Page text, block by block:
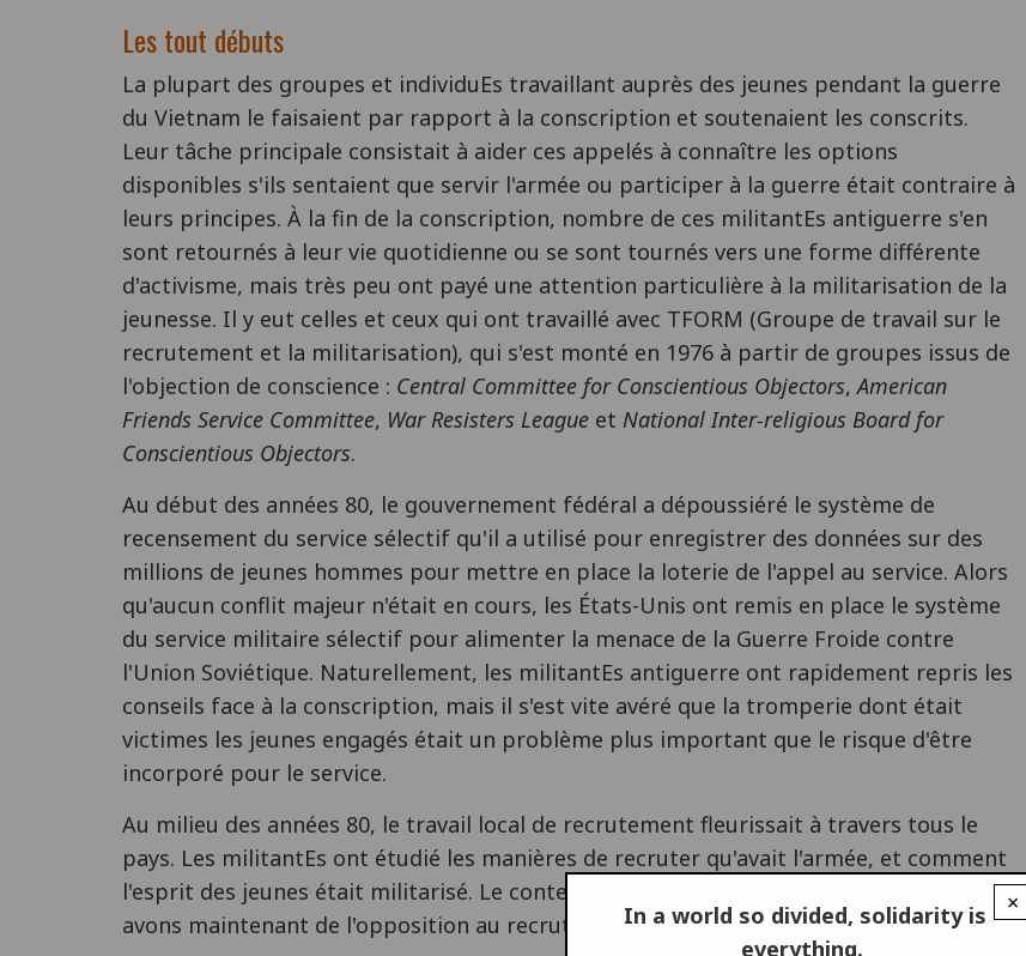
Les tout débuts
La plupart des groupes et individuEs travaillant auprès des jeunes pendant la guerre
du Vietnam le faisaient par rapport à la conscription et soutenaient les conscrits.
Leur tâche principale consistait à aider ces appelés à connaître les options
disponibles s'ils sentaient que servir l'armée ou participer à la guerre était contraire à
leurs principes. À la fin de la conscription, nombre de ces militantEs antiguerre s'en
sont retournés à leur vie quotidienne ou se sont tournés vers une forme différente
d'activisme, mais très peu ont payé une attention particulière à la militarisation de la
jeunesse. Il y eut celles et ceux qui ont travaillé avec TFORM (Groupe de travail sur le
recrutement et la militarisation), qui s'est monté en 1976 à partir de groupes issus de
l'objection de conscience : Central Committee for Conscientious Objectors,American
Friends Service Committee, War Resisters League et National Inter-religious Board for
Conscientious Objectors.
Au début des années 80, le gouvernement fédéral a dépoussiéré le système de
recensement du service sélectif qu'il a utilisé pour enregistrer des données sur des
millions de jeunes hommes pour mettre en place la loterie de l'appel au service. Alors
qu'aucun conflit majeur n'était en cours, les États-Unis ont remis en place le système
du service militaire sélectif pour alimenter la menace de la Guerre Froide contre
l'Union Soviétique. Naturellement, les militantEs antiguerre ont rapidement repris les
conseils face à la conscription, mais il s'est vite avéré que la tromperie dont était
victimes les jeunes engagés était un problème plus important que le risque d'être
incorporé pour le service.
Au milieu des années 80, le travail local de recrutement fleurissait à travers tous le
pays. Les militantEs ont étudié les manières de recruter qu'avait l'armée, et comment
l'esprit des jeunes était militarisé. Le contexte actuel avec la compréhension que nous
avons maintenant de l'opposition au recrutement date aussi de ce moment là.
×
In a world so divided, solidarity is
everything.